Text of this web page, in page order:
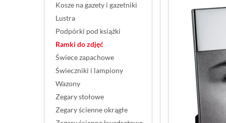
Kosze na gazety i gazetniki
Lustra
Podpórki pod książki
Ramki do zdjęć
Świece zapachowe
Świeczniki i lampiony
Wazony
Zegary stołowe
Zegary ścienne okrągłe